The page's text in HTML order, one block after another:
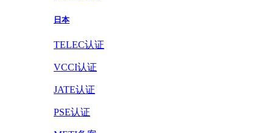
日本
TELEC认证
VCCI认证
JATE认证
PSE认证